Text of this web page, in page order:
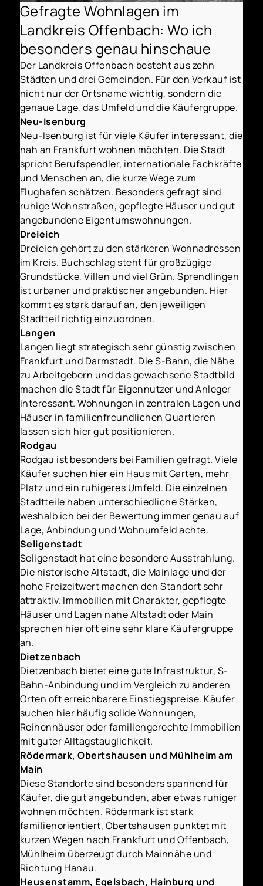
Gefragte Wohnlagen im
Landkreis Offenbach: Wo ich
besonders genau hinschaue
Der Landkreis Offenbach besteht aus zehn
Städten und drei Gemeinden. Für den Verkauf ist
nicht nur der Ortsname wichtig, sondern die
genaue Lage, das Umfeld und die Käufergruppe.
Neu-Isenburg
Neu-Isenburg ist für viele Käufer interessant, die
nah an Frankfurt wohnen möchten. Die Stadt
spricht Berufspendler, internationale Fachkräfte
und Menschen an, die kurze Wege zum
Flughafen schätzen. Besonders gefragt sind
ruhige Wohnstraßen, gepflegte Häuser und gut
angebundene Eigentumswohnungen.
Dreieich
Dreieich gehört zu den stärkeren Wohnadressen
im Kreis. Buchschlag steht für großzügige
Grundstücke, Villen und viel Grün. Sprendlingen
ist urbaner und praktischer angebunden. Hier
kommt es stark darauf an, den jeweiligen
Stadtteil richtig einzuordnen.
Langen
Langen liegt strategisch sehr günstig zwischen
Frankfurt und Darmstadt. Die S-Bahn, die Nähe
zu Arbeitgebern und das gewachsene Stadtbild
machen die Stadt für Eigennutzer und Anleger
interessant. Wohnungen in zentralen Lagen und
Häuser in familienfreundlichen Quartieren
lassen sich hier gut positionieren.
Rodgau
Rodgau ist besonders bei Familien gefragt. Viele
Käufer suchen hier ein Haus mit Garten, mehr
Platz und ein ruhigeres Umfeld. Die einzelnen
Stadtteile haben unterschiedliche Stärken,
weshalb ich bei der Bewertung immer genau auf
Lage, Anbindung und Wohnumfeld achte.
Seligenstadt
Seligenstadt hat eine besondere Ausstrahlung.
Die historische Altstadt, die Mainlage und der
hohe Freizeitwert machen den Standort sehr
attraktiv. Immobilien mit Charakter, gepflegte
Häuser und Lagen nahe Altstadt oder Main
sprechen hier oft eine sehr klare Käufergruppe
an.
Dietzenbach
Dietzenbach bietet eine gute Infrastruktur, S-
Bahn-Anbindung und im Vergleich zu anderen
Orten oft erreichbarere Einstiegspreise. Käufer
suchen hier häufig solide Wohnungen,
Reihenhäuser oder familiengerechte Immobilien
mit guter Alltagstauglichkeit.
Rödermark, Obertshausen und Mühlheim am
Main
Diese Standorte sind besonders spannend für
Käufer, die gut angebunden, aber etwas ruhiger
wohnen möchten. Rödermark ist stark
familienorientiert, Obertshausen punktet mit
kurzen Wegen nach Frankfurt und Offenbach,
Mühlheim überzeugt durch Mainnähe und
Richtung Hanau.
Heusenstamm, Egelsbach, Hainburg und